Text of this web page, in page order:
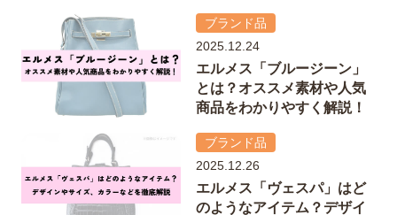
ブランド品
2025.12.24
エルメス「ブルージーン」
とは？オススメ素材や人気
商品をわかりやすく解説！
ブランド品
2025.12.26
エルメス「ヴェスパ」はど
のようなアイテム？デザイ